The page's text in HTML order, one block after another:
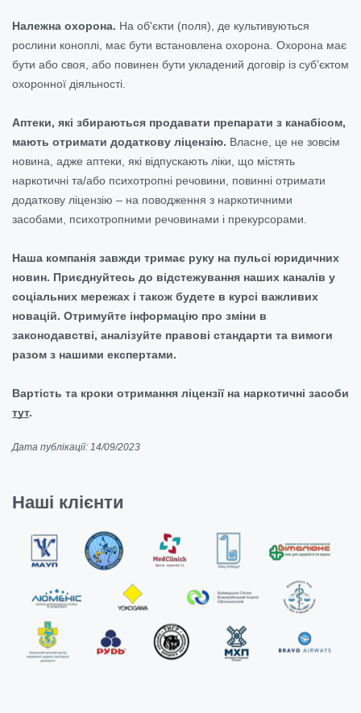
Належна охорона. На об'єкти (поля), де культивуються
рослини коноплі, має бути встановлена охорона. Охорона має
бути або своя, або повинен бути укладений договір із суб’єктом
охоронної діяльності.
Аптеки, які збираються продавати препарати з канабісом,
мають отримати додаткову ліцензію. Власне, це не зовсім
новина, адже аптеки, які відпускають ліки, що містять
наркотичні та/або психотропні речовини, повинні отримати
додаткову ліцензію – на поводження з наркотичними
засобами, психотропними речовинами і прекурсорами.
Наша компанія завжди тримає руку на пульсі юридичних
новин. Приєднуйтесь до відстежування наших каналів у
соціальних мережах і також будете в курсі важливих
новацій. Отримуйте інформацію про зміни в
законодавстві, аналізуйте правові стандарти та вимоги
разом з нашими експертами.
Вартість та кроки отримання ліцензії на наркотичні засоби
тут.
Дата публікації: 14/09/2023
Наші клієнти